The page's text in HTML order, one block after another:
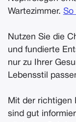
Wartezimmer. So
Nutzen Sie die
und fundierte
nur zu Ihrer
Lebensstil
Mit der richtigen
sind gut